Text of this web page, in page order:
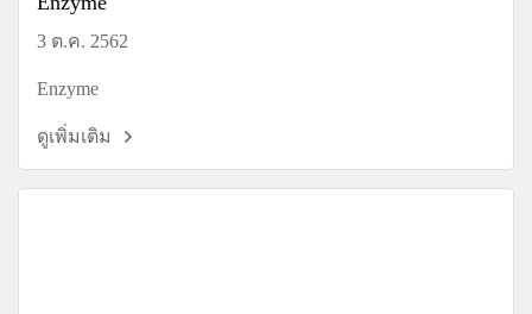
3 ต.ค. 2562
Enzyme
ดูเพิ่มเติม